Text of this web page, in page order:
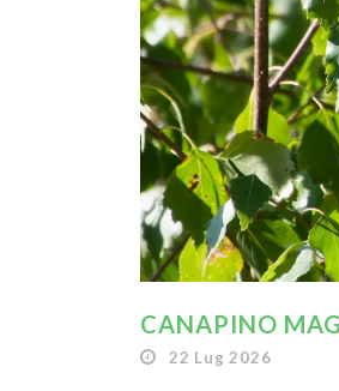
CANAPINO
22 Lug 2026